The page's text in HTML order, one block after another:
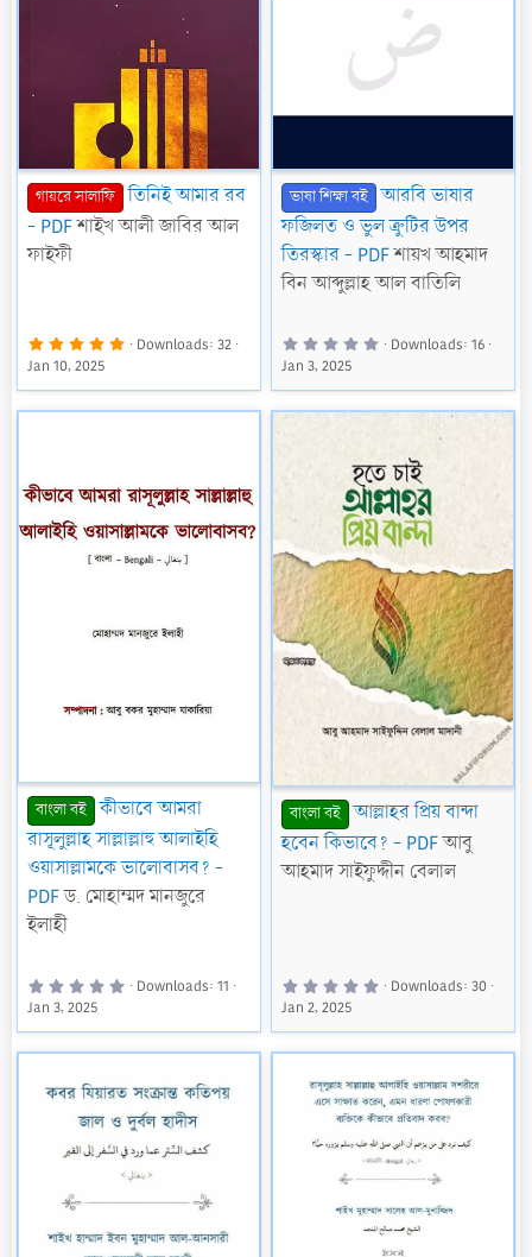
গায়রে সালাফি
তিনিই আমার রব
- PDFশাইখ আলী জাবির আল
ফাইফী
5
s
t
Downloads 32
Jan 10, 2025
ভাষা শিক্ষা বই
আরবি ভাষার
ফজিলত ও ভুল ক্রুটির উপর
তিরস্কার - PDFশায়খ আহমাদ
বিন আব্দুল্লাহ আল বাতিলি
0
s
t
)
Downloads 16
Jan 3, 2025
বাংলা বই
কীভাবে আমরা
রাসূলুল্লাহ সাল্লাল্লাহু আলাইহি
ওয়াসাল্লামকে ভালোবাসব? -
PDFড. মোহাম্মদ মানজুরে
ইলাহী
0
s
t
(
s
)
Downloads 11
Jan 3, 2025
বাংলা বই
আল্লাহর প্রিয় বান্দা
হবেন কিভাবে? - PDFআবু
আহমাদ সাইফুদ্দীন বেলাল
0
s
t
(
s
)
Downloads 30
Jan 2, 2025